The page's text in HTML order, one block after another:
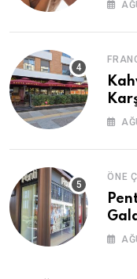
ÖNE